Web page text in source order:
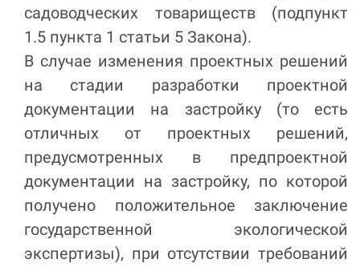
садоводческих товариществ (подпункт
1.5 пункта 1 статьи 5 Закона).
В случае изменения проектных решений
на стадии разработки проектной
документации на застройку (то есть
отличных от проектных решений,
предусмотренных в предпроектной
документации на застройку, по которой
получено положительное заключение
государственной экологической
экспертизы), при отсутствии требований